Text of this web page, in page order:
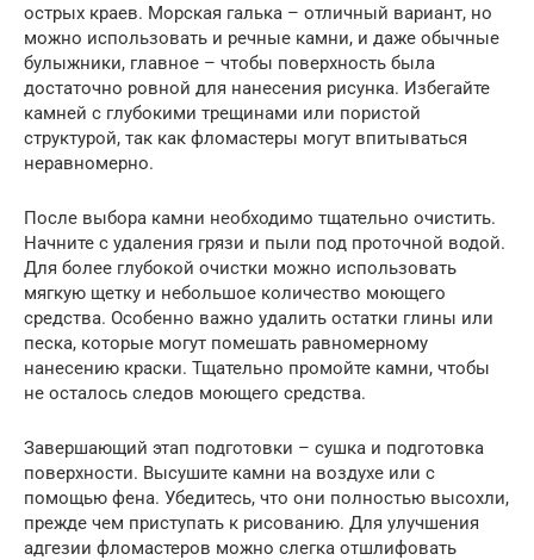
острых краев. Морская галька – отличный вариант, но
можно использовать и речные камни, и даже обычные
булыжники, главное – чтобы поверхность была
достаточно ровной для нанесения рисунка. Избегайте
камней с глубокими трещинами или пористой
структурой, так как фломастеры могут впитываться
неравномерно.
После выбора камни необходимо тщательно очистить.
Начните с удаления грязи и пыли под проточной водой.
Для более глубокой очистки можно использовать
мягкую щетку и небольшое количество моющего
средства. Особенно важно удалить остатки глины или
песка, которые могут помешать равномерному
нанесению краски. Тщательно промойте камни, чтобы
не осталось следов моющего средства.
Завершающий этап подготовки – сушка и подготовка
поверхности. Высушите камни на воздухе или с
помощью фена. Убедитесь, что они полностью высохли,
прежде чем приступать к рисованию. Для улучшения
адгезии фломастеров можно слегка отшлифовать